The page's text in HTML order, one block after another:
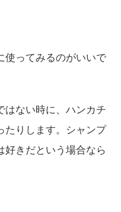
使ってみるのがいいで
はない時に、ハンカチ
たりします。シャンプ
好きだという場合なら